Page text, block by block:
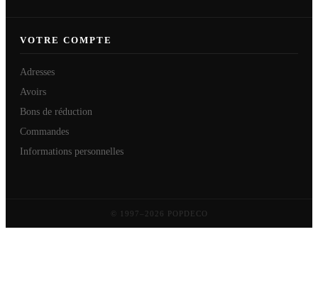
VOTRE COMPTE
Adresses
Avoirs
Bons de réduction
Commandes
Informations personnelles
© 1997–2026 POPDECO